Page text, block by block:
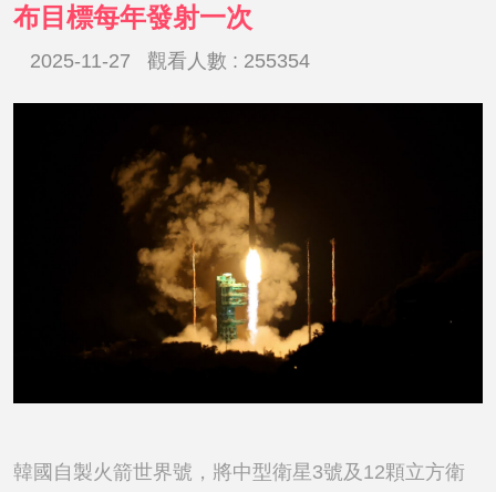
布目標每年發射一次
2025-11-27 觀看人數 : 255354
韓國自製火箭世界號，將中型衛星3號及12顆立方衛